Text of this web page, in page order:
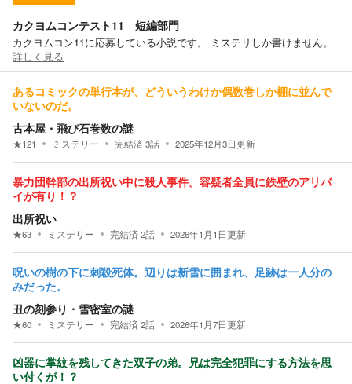
カクヨムコンテスト11 短編部門
カクヨムコン11に応募している小説です。 ミステリしか書けません。
詳しく見る
あるコミックの単行本が、どういうわけか偶数巻しか棚に並んで
いないのだ。
古本屋・飛び石巻数の謎
★121 ミステリー 完結済3話 2025年12月3日更新
暴力団幹部の出所祝い中に殺人事件。容疑者全員に鉄壁のアリバ
イが有り！？
出所祝い
★63 ミステリー 完結済2話 2026年1月1日更新
呪いの樹の下に刺殺死体。辺りは新雪に囲まれ、足跡は一人分の
みだった。
丑の刻参り・雪密室の謎
★60 ミステリー 完結済2話 2026年1月7日更新
凶器に掌紋を残してきた双子の弟。兄は完全犯罪にする方法を思
い付くが！？